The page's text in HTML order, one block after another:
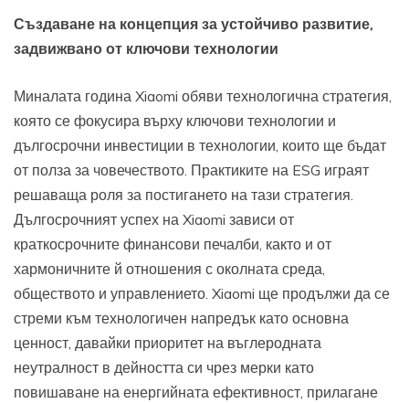
Създаване на концепция за устойчиво развитие,
задвижвано от ключови технологии
Миналата година Xiaomi обяви технологична стратегия,
която се фокусира върху ключови технологии и
дългосрочни инвестиции в технологии, които ще бъдат
от полза за човечеството. Практиките на ESG играят
решаваща роля за постигането на тази стратегия.
Дългосрочният успех на Xiaomi зависи от
краткосрочните финансови печалби, както и от
хармоничните й отношения с околната среда,
обществото и управлението. Xiaomi ще продължи да се
стреми към технологичен напредък като основна
ценност, давайки приоритет на въглеродната
неутралност в дейността си чрез мерки като
повишаване на енергийната ефективност, прилагане